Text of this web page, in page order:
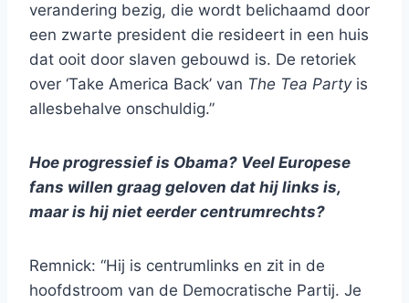
verandering bezig, die wordt belichaamd door
een zwarte president die resideert in een huis
dat ooit door slaven gebouwd is. De retoriek
over ‘Take America Back’ van The Tea Partyis
allesbehalve onschuldig.”
Hoe progressief is Obama? Veel Europese
fans willen graag geloven dat hij links is,
maar is hij niet eerder centrumrechts?
Remnick: “Hij is centrumlinks en zit in de
hoofdstroom van de Democratische Partij. Je